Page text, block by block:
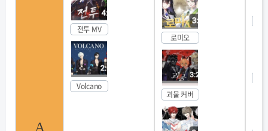
A
전투 MV
Volcano
로미오
괴물 커버